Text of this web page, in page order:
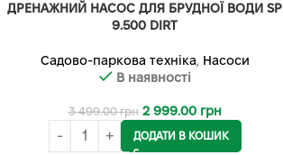
ДРЕНАЖНИЙ НАСОС ДЛЯ БРУДНОЇ ВОДИ SP
9.500 DIRT
Садово-паркова техніка, Насоси
В наявності
3 499.00грн 2 999.00 грн
ДОДАТИ В КОШИК